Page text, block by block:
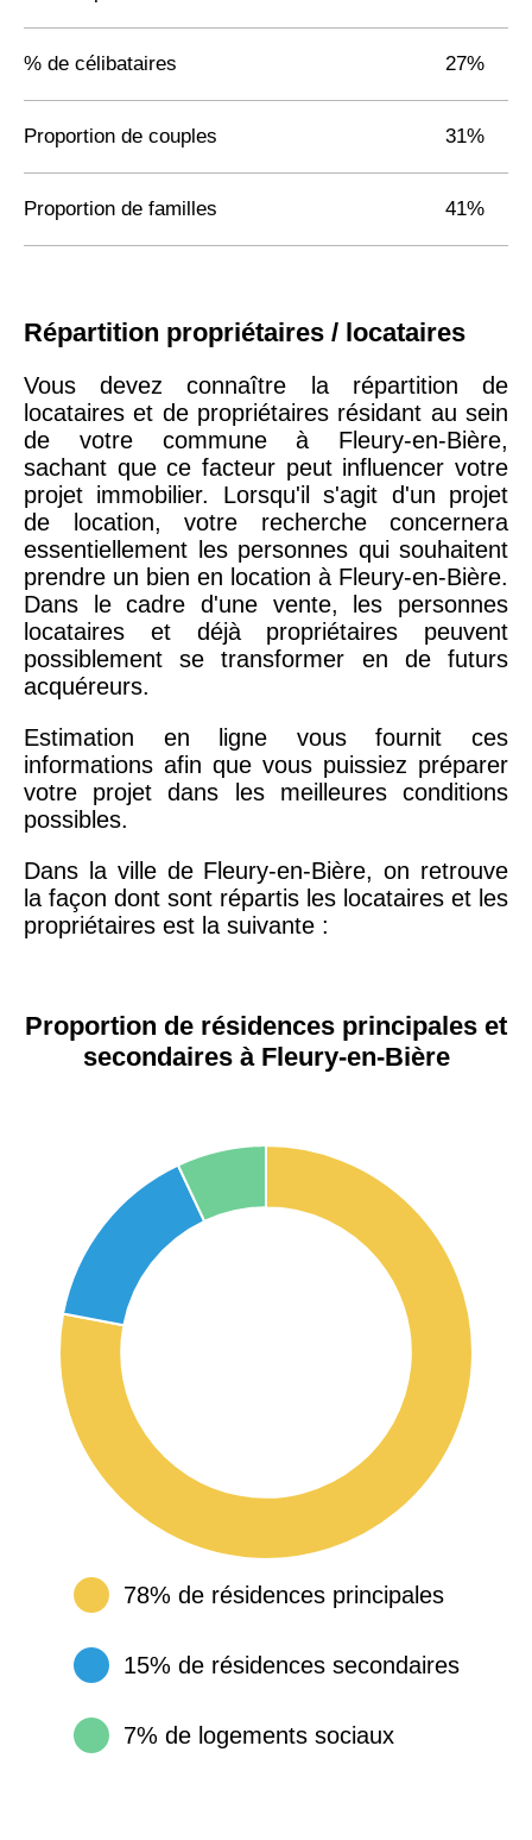
% de célibataires 27%
Proportion de couples 31%
Proportion de familles 41%
Répartition propriétaires / locataires
Vous devez connaître la répartition de
locataires et de propriétaires résidant au sein
de votre commune à Fleury-en-Bière,
sachant que ce facteur peut influencer votre
projet immobilier. Lorsqu'il s'agit d'un projet
de location, votre recherche concernera
essentiellement les personnes qui souhaitent
prendre un bien en location à Fleury-en-Bière.
Dans le cadre d'une vente, les personnes
locataires et déjà propriétaires peuvent
possiblement se transformer en de futurs
acquéreurs.
Estimation en ligne vous fournit ces
informations afin que vous puissiez préparer
votre projet dans les meilleures conditions
possibles.
Dans la ville de Fleury-en-Bière, on retrouve
la façon dont sont répartis les locataires et les
propriétaires est la suivante :
Proportion de résidences principales et
secondaires à Fleury-en-Bière
78% de résidences principales
15% de résidences secondaires
7% de logements sociaux